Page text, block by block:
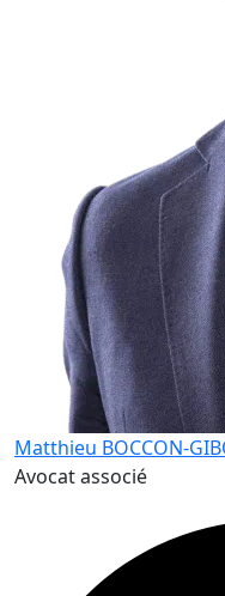
Matthieu BOCCON-
Avocat associé